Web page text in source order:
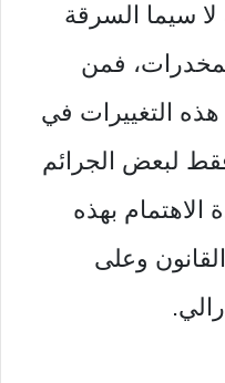
سيما السرقة
فمن
التغييرات في
لبعض الجرائم
الاهتمام بهذه
وعلى